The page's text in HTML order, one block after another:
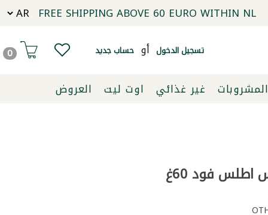
FREE SHIPPING ABOVE 60 EURO WITHIN NL
تسجيل الدخول أو حساب جديد 0
المشروبات غير غذائي اوت ليت
العروض
اطلس فود 60غ